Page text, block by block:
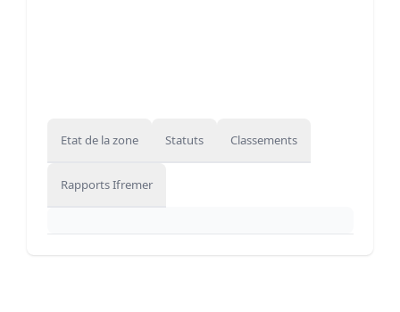
Etat de la zone Statuts Classements
Rapports Ifremer